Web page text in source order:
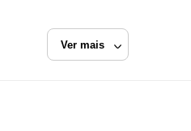
Ver mais